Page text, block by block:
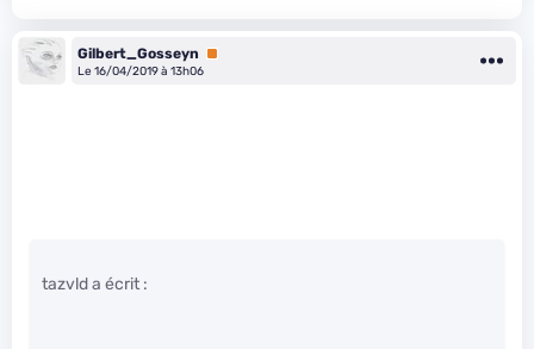
Gilbert_Gosseyn
Premium
Le 16/04/2019 à 13h06
tazvld a écrit :